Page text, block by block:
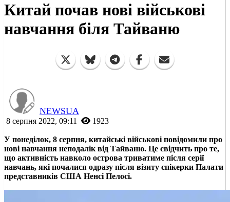
Китай почав нові військові
навчання біля Тайваню
NEWSUA
8 серпня 2022, 09:11 1923
У понеділок, 8 серпня, китайські військові повідомили про
нові навчання неподалік від Тайваню. Це свідчить про те,
що активність навколо острова триватиме після серії
навчань, які почалися одразу після візиту спікерки Палати
представників США Ненсі Пелосі.